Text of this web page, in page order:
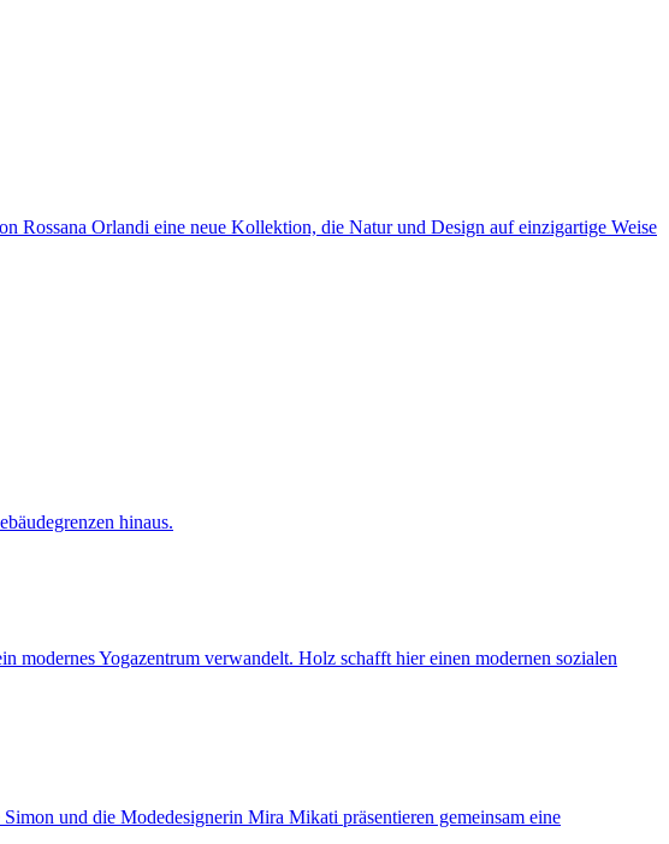
Rossana Orlandi eine neue Kollektion, die Natur und Design auf einzigartige Weise
hinaus.
modernes Yogazentrum verwandelt. Holz schafft hier einen modernen sozialen
und die Modedesignerin Mira Mikati präsentieren gemeinsam eine